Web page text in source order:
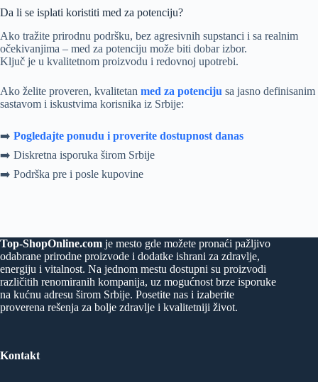
Da li se isplati koristiti med za potenciju?
Ako tražite prirodnu podršku, bez agresivnih supstanci i sa realnim
očekivanjima – med za potenciju može biti dobar izbor.
Ključ je u kvalitetnom proizvodu i redovnoj upotrebi.
Ako želite proveren, kvalitetan med za potenciju sa jasno definisanim
sastavom i iskustvima korisnika iz Srbije:
➡️ Pogledajte ponudu i proverite dostupnost danas
➡️ Diskretna isporuka širom Srbije
➡️ Podrška pre i posle kupovine
Top-ShopOnline.com je mesto gde možete pronaći pažljivo
odabrane prirodne proizvode i dodatke ishrani za zdravlje,
energiju i vitalnost. Na jednom mestu dostupni su proizvodi
različitih renomiranih kompanija, uz mogućnost brze isporuke
na kućnu adresu širom Srbije. Posetite nas i izaberite
proverena rešenja za bolje zdravlje i kvalitetniji život.
Kontakt